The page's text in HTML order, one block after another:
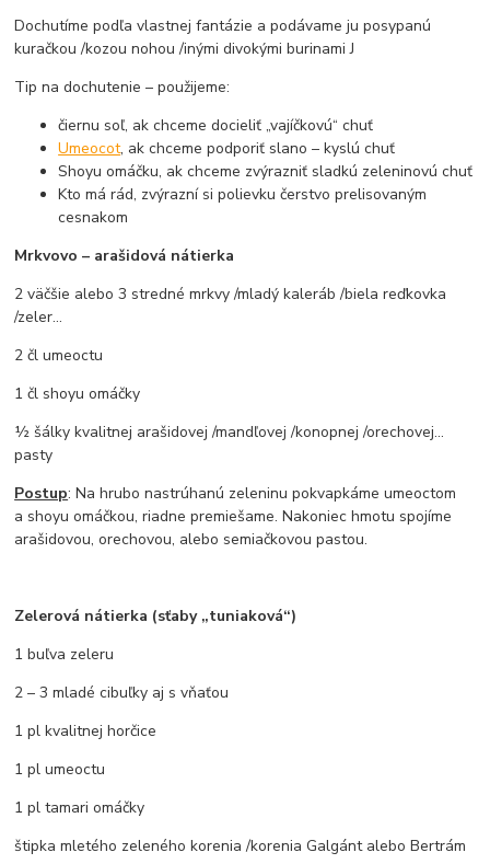
Dochutíme podľa vlastnej fantázie a podávame ju posypanú
kuračkou /kozou nohou /inými divokými burinami J
Tip na dochutenie – použijeme:
čiernu soľ, ak chceme docieliť „vajíčkovú“ chuť
Umeocot, ak chceme podporiť slano – kyslú chuť
Shoyu omáčku, ak chceme zvýrazniť sladkú zeleninovú chuť
Kto má rád, zvýrazní si polievku čerstvo prelisovaným
cesnakom
Mrkvovo – arašidová nátierka
2 väčšie alebo 3 stredné mrkvy /mladý kaleráb /biela reďkovka
/zeler...
2 čl umeoctu
1 čl shoyu omáčky
½ šálky kvalitnej arašidovej /mandľovej /konopnej /orechovej...
pasty
Postup: Na hrubo nastrúhanú zeleninu pokvapkáme umeoctom
a shoyu omáčkou, riadne premiešame. Nakoniec hmotu spojíme
arašidovou, orechovou, alebo semiačkovou pastou.
Zelerová nátierka (sťaby „tuniaková“)
1 buľva zeleru
2 – 3 mladé cibuľky aj s vňaťou
1 pl kvalitnej horčice
1 pl umeoctu
1 pl tamari omáčky
štipka mletého zeleného korenia /korenia Galgánt alebo Bertrám